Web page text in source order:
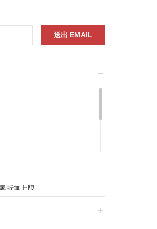
折無上限
課本娃娃盲盒